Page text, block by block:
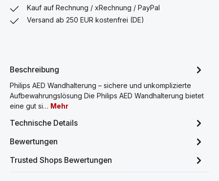
Kauf auf Rechnung / xRechnung / PayPal
Versand ab 250 EUR kostenfrei (DE)
Beschreibung
Philips AED Wandhalterung – sichere und unkomplizierte
Aufbewahrungslösung Die Philips AED Wandhalterung bietet
eine gut si… Mehr
Technische Details
Bewertungen
Trusted Shops Bewertungen